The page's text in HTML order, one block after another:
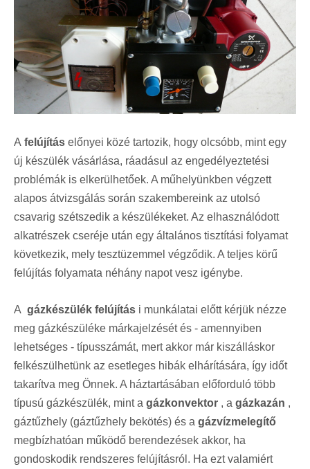
A felújítás előnyei közé tartozik, hogy olcsóbb, mint egy
új készülék vásárlása, ráadásul az engedélyeztetési
problémák is elkerülhetőek. A műhelyünkben végzett
alapos átvizsgálás során szakembereink az utolsó
csavarig szétszedik a készülékeket. Az elhasználódott
alkatrészek cseréje után egy általános tisztítási folyamat
következik, mely tesztüzemmel végződik. A teljes körű
felújítás folyamata néhány napot vesz igénybe.
A gázkészülék felújítás i munkálatai előtt kérjük nézze
meg gázkészüléke márkajelzését és - amennyiben
lehetséges - típusszámát, mert akkor már kiszálláskor
felkészülhetünk az esetleges hibák elhárítására, így időt
takarítva meg Önnek. A háztartásában előforduló több
típusú gázkészülék, mint a gázkonvektor , a gázkazán ,
gáztűzhely (gáztűzhely bekötés) és a gázvízmelegítő
megbízhatóan működő berendezések akkor, ha
gondoskodik rendszeres felújításról. Ha ezt valamiért